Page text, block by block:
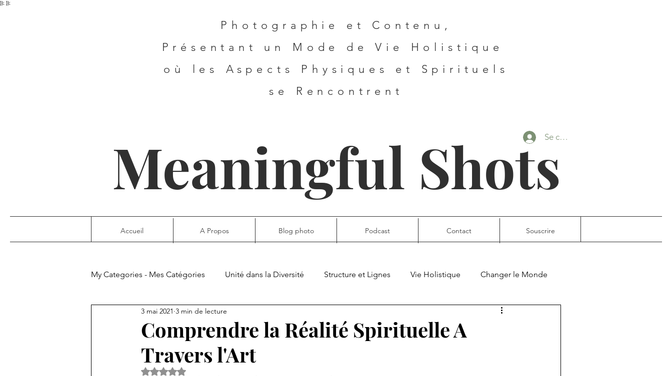
}); });
Photographie et C ontenu,
Présentant u n
Mode de Vie Holistique
où les Aspects Physiques et Spirituels
se Rencontrent
Meaningful ShotsSe connecter
Accueil A Propos Blog photo Podcast Contact Souscrire
My Categories - Mes Catégories Unité dans la Diversité Structure et Lignes Vie Holistique Changer le Monde
Art dans la Nature Dévotion
Comprendre la Réalité Spirituelle A
Travers l'Art
3 mai 2021 3 min de lecture
Noté NaN étoiles sur 5.